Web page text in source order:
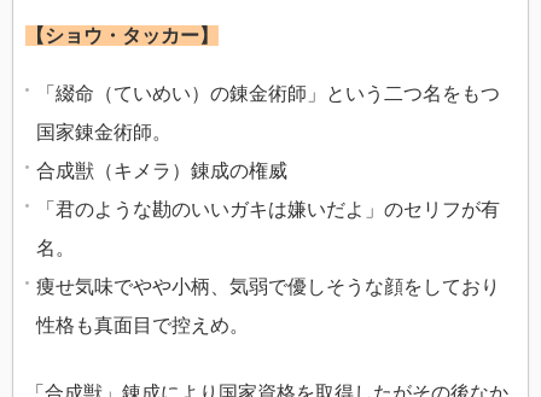
【ショウ・タッカー】
「綴命（ていめい）の錬金術師」という二つ名をもつ
国家錬金術師。
合成獣（キメラ）錬成の権威
「君のような勘のいいガキは嫌いだよ」のセリフが有
名。
痩せ気味でやや小柄、気弱で優しそうな顔をしており
性格も真面目で控えめ。